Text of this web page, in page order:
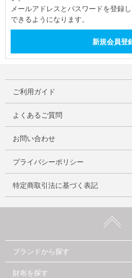
メールアドレスとパスワードを登録
できるようになります。
ご利用ガイド
よくあるご質問
お問い合わせ
プライバシーポリシー
特定商取引法に基づく表記
ブランドから探す
財布を探す